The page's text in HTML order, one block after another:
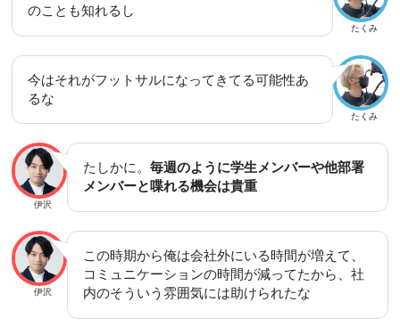
たくみ
のことも知れるし
たくみ
今はそれがフットサルになってきてる可能性あ
るな
伊沢
たしかに。毎週のように学生メンバーや他部署
メンバーと喋れる機会は貴重
伊沢
この時期から俺は会社外にいる時間が増えて、
コミュニケーションの時間が減ってたから、社
内のそういう雰囲気には助けられたな